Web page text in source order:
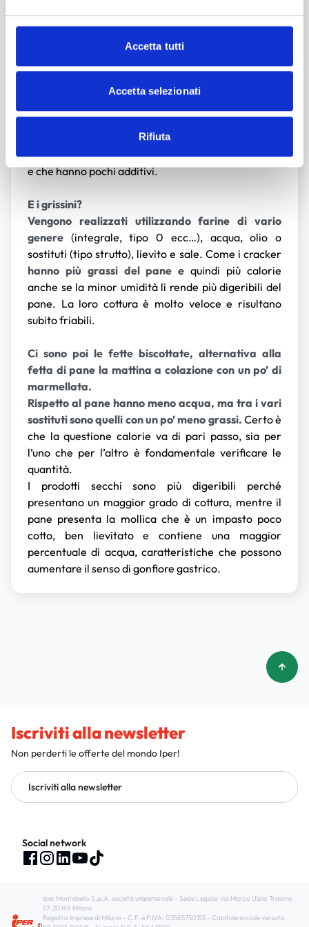
Accetta tutti
Accetta selezionati
Rifiuta
olio o sostituti (tipo strutto) e lievito, oltre ad altri
qualità della farina determina la bontà della
sfoglia. I crackers vengono cotti in tempi molto
confezionati così da garantire la fragranza a chi
dovrà consumarli. Un consiglio: quando leggete
l’etichetta, preferite quelli realizzati con olio d’oliva
e che hanno pochi additivi.
E i grissini?
Vengono realizzati utilizzando farine di vario
genere (integrale, tipo 0 ecc…), acqua, olio o
sostituti (tipo strutto), lievito e sale. Come i cracker
hanno più grassi del panee quindi più calorie
anche se la minor umidità li rende più digeribili del
pane. La loro cottura è molto veloce e risultano
subito friabili.
Ci sono poi le fette biscottate, alternativa alla
fetta di pane la mattina a colazione con un po’ di
marmellata.
Rispetto al pane hanno meno acqua, ma tra i vari
sostituti sono quelli con un po’ meno grassi. Certo è
che la questione calorie va di pari passo, sia per
l’uno che per l’altro è fondamentale verificare le
quantità.
I prodotti secchi sono più digeribili perché
presentano un maggior grado di cottura, mentre il
pane presenta la mollica che è un impasto poco
cotto, ben lievitato e contiene una maggior
percentuale di acqua, caratteristiche che possono
aumentare il senso di gonfiore gastrico.
Iscriviti alla newsletter
Non perderti le offerte del mondo Iper!
Iscriviti alla newsletter
Social network
Iper Montebello S.p.A. società unipersonale - Sede Legale: via Marco Ulpio Traiano
57, 20149 Milano
Registro Imprese di Milano - C.F. e P.IVA: 03585750155 - Capitale sociale versato